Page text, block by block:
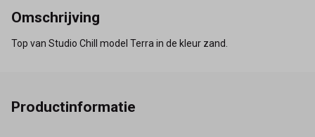
Omschrijving
Top van Studio Chill model Terra in de kleur zand.
Productinformatie